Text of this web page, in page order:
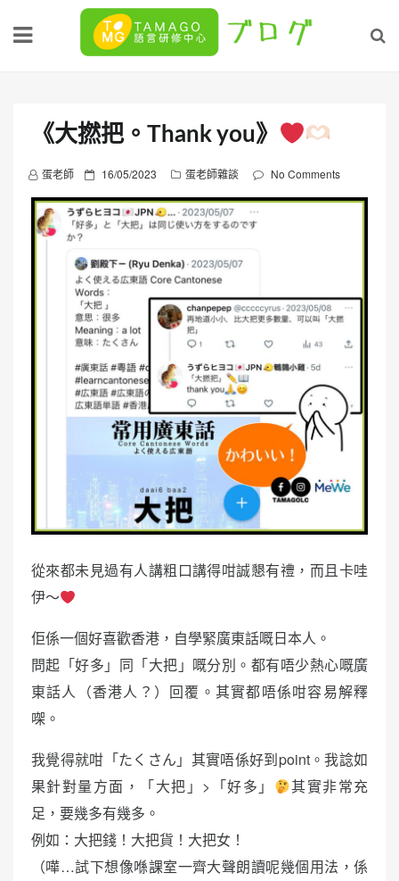
《大撚把。Thank you》
蛋老師
P
o
s
e
d
o
n
16/05/2023 蛋老師雜談 No Comments
從來都未見過有人講粗口講得咁誠懇有禮，而且卡哇
伊～
佢係一個好喜歡香港，自學緊廣東話嘅日本人。
問起「好多」同「大把」嘅分別。都有唔少熱心嘅廣
東話人（香港人？）回覆。其實都唔係咁容易解釋
㗎。
我覺得就咁「たくさん」其實唔係好到point。我諗如
果針對量方面，「大把」>「好多」
其實非常充
足，要幾多有幾多。
例如：大把錢！大把貨！大把女！
（嘩…試下想像喺課室一齊大聲朗讀呢幾個用法，係